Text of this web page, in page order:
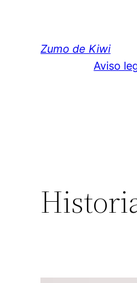
Zumo de Kiwi
Aviso